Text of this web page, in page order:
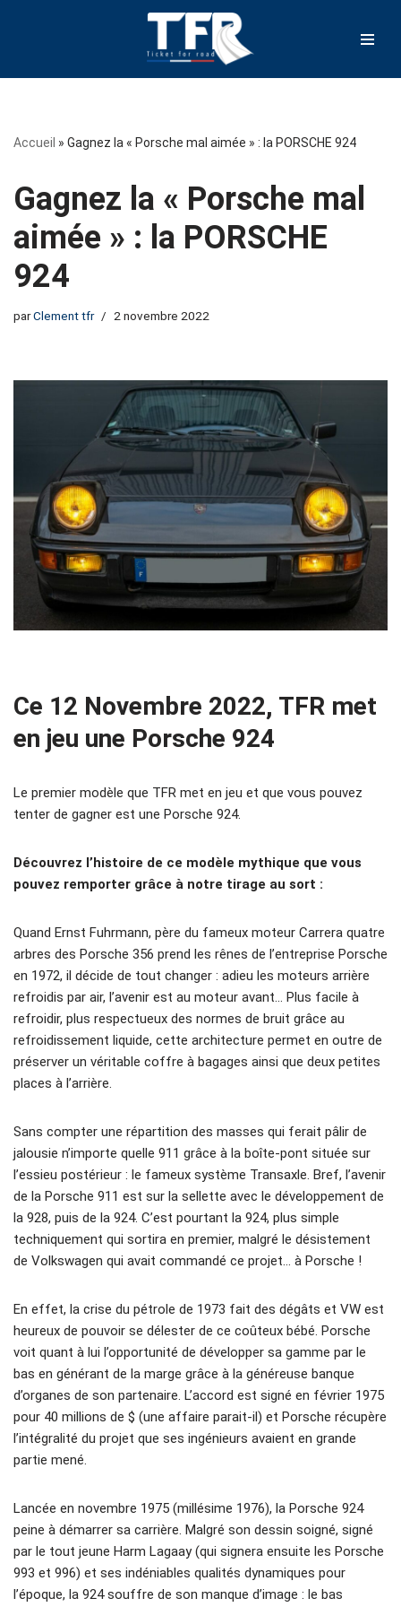
Accueil » Gagnez la « Porsche mal aimée » : la PORSCHE 924
Gagnez la « Porsche mal
aimée » : la PORSCHE
924
parClement tfr 2 novembre 2022
Ce 12 Novembre 2022, TFR met
en jeu une Porsche 924
Le premier modèle que TFR met en jeu et que vous pouvez
tenter de gagner est une Porsche 924.
Découvrez l’histoire de ce modèle mythique que vous
pouvez remporter grâce à notre tirage au sort :
Quand Ernst Fuhrmann, père du fameux moteur Carrera quatre
arbres des Porsche 356 prend les rênes de l’entreprise Porsche
en 1972, il décide de tout changer : adieu les moteurs arrière
refroidis par air, l’avenir est au moteur avant… Plus facile à
refroidir, plus respectueux des normes de bruit grâce au
refroidissement liquide, cette architecture permet en outre de
préserver un véritable coffre à bagages ainsi que deux petites
places à l’arrière.
Sans compter une répartition des masses qui ferait pâlir de
jalousie n’importe quelle 911 grâce à la boîte-pont située sur
l’essieu postérieur : le fameux système Transaxle. Bref, l’avenir
de la Porsche 911 est sur la sellette avec le développement de
la 928, puis de la 924. C’est pourtant la 924, plus simple
techniquement qui sortira en premier, malgré le désistement
de Volkswagen qui avait commandé ce projet… à Porsche !
En effet, la crise du pétrole de 1973 fait des dégâts et VW est
heureux de pouvoir se délester de ce coûteux bébé. Porsche
voit quant à lui l’opportunité de développer sa gamme par le
bas en générant de la marge grâce à la généreuse banque
d’organes de son partenaire. L’accord est signé en février 1975
pour 40 millions de $ (une affaire parait-il) et Porsche récupère
l’intégralité du projet que ses ingénieurs avaient en grande
partie mené.
Lancée en novembre 1975 (millésime 1976), la Porsche 924
peine à démarrer sa carrière. Malgré son dessin soigné, signé
par le tout jeune Harm Lagaay (qui signera ensuite les Porsche
993 et 996) et ses indéniables qualités dynamiques pour
l’époque, la 924 souffre de son manque d’image : le bas